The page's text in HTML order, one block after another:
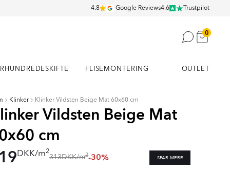
4.8 Google Reviews4.6 Trustpilot
0
FLISEMONTERING OUTLET
Klinker Klinker Vildsten Beige Mat 60x60 cm
Vildsten Beige Mat
cm
DKK/m2
313DKK/m2-30% SPAR MERE